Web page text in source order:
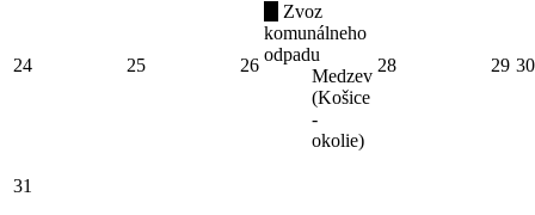
24 25 26
Zvoz
komunálneho
odpadu
Medzev
(Košice
-
okolie)
28 29 30
31